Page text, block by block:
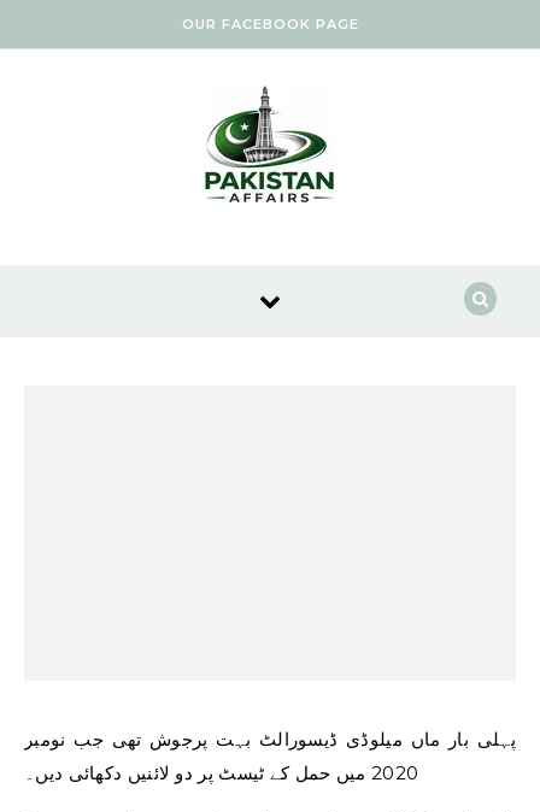
OUR FACEBOOK PAGE
پہلی بار ماں میلوڈی ڈیسورالٹ بہت پرجوش تھی جب نومبر
2020 میں حمل کے ٹیسٹ پر دو لائنیں دکھائی دیں۔